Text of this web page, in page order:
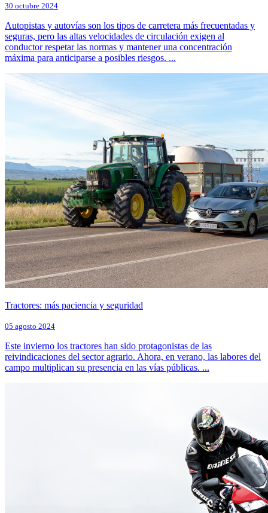
30 octubre 2024
Autopistas y autovías son los tipos de carretera más frecuentadas y
seguras, pero las altas velocidades de circulación exigen al
conductor respetar las normas y mantener una concentración
máxima para anticiparse a posibles riesgos. ...
Tractores: más paciencia y seguridad
05 agosto 2024
Este invierno los tractores han sido protagonistas de las
reivindicaciones del sector agrario. Ahora, en verano, las labores del
campo multiplican su presencia en las vías públicas. ...